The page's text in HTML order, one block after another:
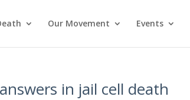
Our Movement Events
in jail cell death